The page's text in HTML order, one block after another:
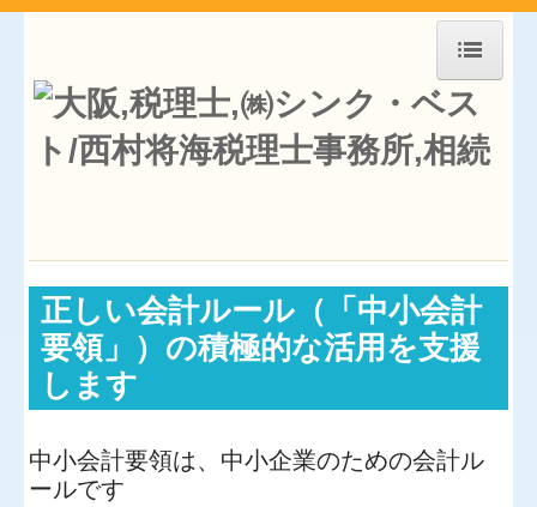
ホーム
お知らせ
交通案内
業務案内
料金について
正しい会計ルール（「中小会計
要領」）の積極的な活用を支援
します
中小会計要領は、中小企業のための会計ル
ールです